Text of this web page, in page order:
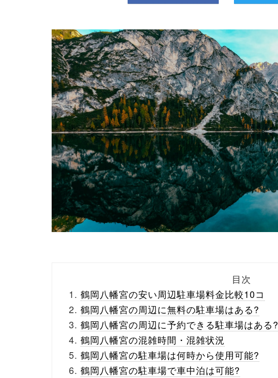
目次
鶴岡八幡宮の安い周辺駐車場料金比較10コ
鶴岡八幡宮の周辺に無料の駐車場はある?
鶴岡八幡宮の周辺に予約できる駐車場はある?
鶴岡八幡宮の混雑時間・混雑状況
鶴岡八幡宮の駐車場は何時から使用可能?
鶴岡八幡宮の駐車場で車中泊は可能?